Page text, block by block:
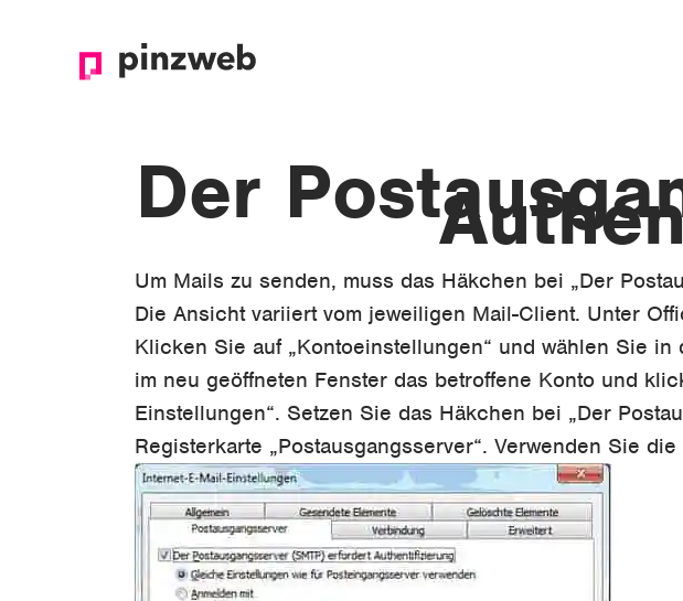
Der
Um Mails zu senden, muss das Häkchen bei „Der
Die Ansicht variiert vom jeweiligen Mail-Client. Unter
Klicken Sie auf „Kontoeinstellungen“ und wählen Sie
im neu geöffneten Fenster das betroffene Konto und
Einstellungen“. Setzen Sie das Häkchen bei „Der
Registerkarte „Postausgangsserver“. Verwenden Sie